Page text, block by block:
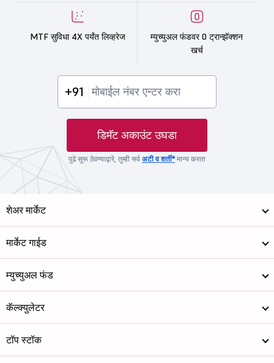
MTF सुविधा 4X पर्यंत लिव्हरेज
म्युच्युअल फंडवर 0 ट्रान्झॅक्शन
खर्च
+91
डिमॅट अकाउंट उघडा
पुढे सुरू ठेवण्याद्वारे, तुम्ही सर्व अटी व शर्ती*मान्य करता
शेअर मार्केट
मार्केट गाईड
म्युच्युअल फंड
कॅल्क्युलेटर
टॉप स्टॉक